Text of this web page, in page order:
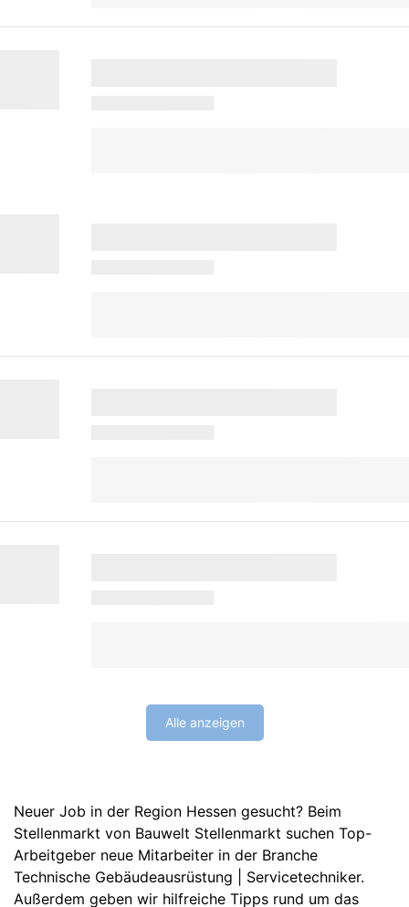
Alle anzeigen
Neuer Job in der Region Hessen gesucht? Beim
Stellenmarkt von Bauwelt Stellenmarkt suchen Top-
Arbeitgeber neue Mitarbeiter in der Branche
Technische Gebäudeausrüstung | Servicetechniker.
Außerdem geben wir hilfreiche Tipps rund um das